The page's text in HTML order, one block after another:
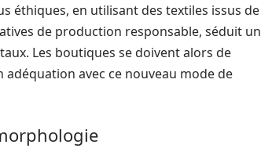
éthiques, en utilisant des textiles issus de
de production responsable, séduit un
Les boutiques se doivent alors de
avec ce nouveau mode de